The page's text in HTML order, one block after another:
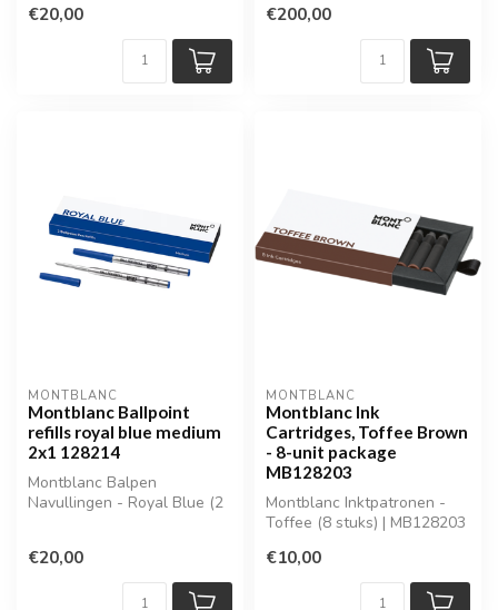
€20,00 €200,00
MONTBLANC
Montblanc Ballpoint
refills royal blue medium
2x1 128214
Montblanc Balpen
Navullingen - Royal Blue (2
€20,00
MONTBLANC
Montblanc Ink
Cartridges, Toffee Brown
- 8-unit package
MB128203
Montblanc Inktpatronen -
Toffee (8 stuks) | MB128203
€10,00